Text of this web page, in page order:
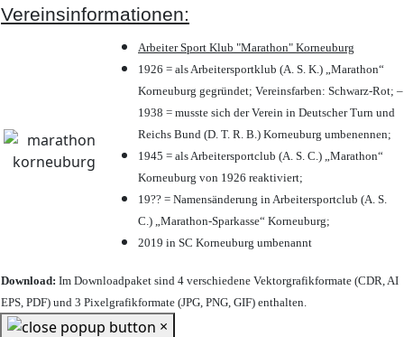
Vereinsinformationen:
Arbeiter Sport Klub "Marathon" Korneuburg
1926 = als Arbeitersportklub (A. S. K.) „Marathon“
Korneuburg gegründet; Vereinsfarben: Schwarz-Rot; –
1938 = musste sich der Verein in Deutscher Turn und
Reichs Bund (D. T. R. B.) Korneuburg umbenennen;
1945 = als Arbeitersportclub (A. S. C.) „Marathon“
Korneuburg von 1926 reaktiviert;
19?? = Namensänderung in Arbeitersportclub (A. S.
C.) „Marathon-Sparkasse“ Korneuburg;
2019 in SC Korneuburg umbenannt
Download: Im Downloadpaket sind 4 verschiedene Vektorgrafikformate (CDR, AI
EPS, PDF) und 3 Pixelgrafikformate (JPG, PNG, GIF) enthalten.
×